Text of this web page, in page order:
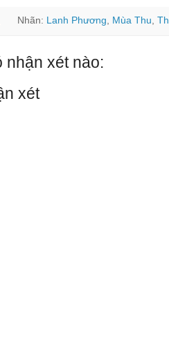
Nhãn: Lanh Phương, Mùa Thu,
nhận xét nào:
xét